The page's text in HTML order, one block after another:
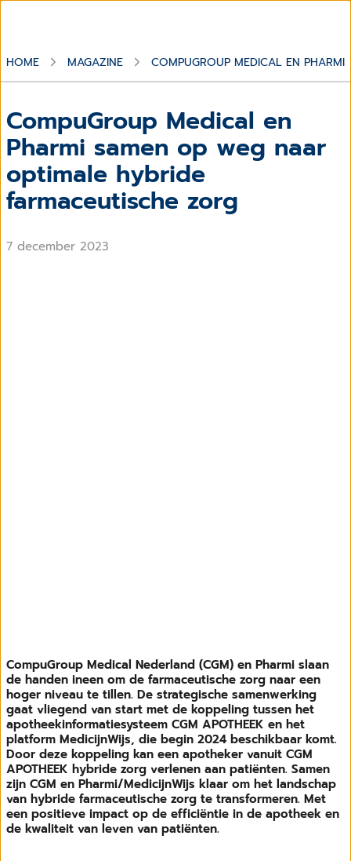
HOME MAGAZINE COMPUGROUP MEDICAL EN
CompuGroup Medical en
Pharmi samen op weg naar
optimale hybride
farmaceutische zorg
7 december 2023
CompuGroup Medical Nederland (CGM) en Pharmi slaan
de handen ineen om de farmaceutische zorg naar een
hoger niveau te tillen. De strategische samenwerking
gaat vliegend van start met de koppeling tussen het
apotheekinformatiesysteem CGM APOTHEEK en het
platform MedicijnWijs, die begin 2024 beschikbaar komt.
Door deze koppeling kan een apotheker vanuit CGM
APOTHEEK hybride zorg verlenen aan patiënten. Samen
zijn CGM en Pharmi/MedicijnWijs klaar om het landschap
van hybride farmaceutische zorg te transformeren. Met
een positieve impact op de efficiëntie in de apotheek en
de kwaliteit van leven van patiënten.